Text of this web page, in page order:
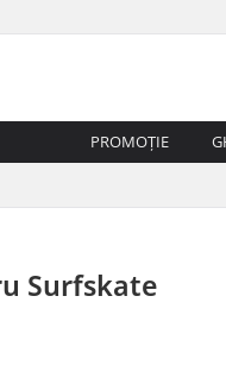
PROMOȚIE
Surfskate